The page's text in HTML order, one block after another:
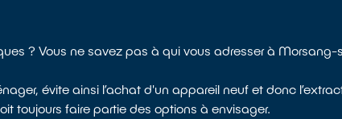
? Vous ne savez pas à qui vous adresser à Morsang-
évite ainsi l’achat d'un appareil neuf et donc
toujours faire partie des options à envisager.